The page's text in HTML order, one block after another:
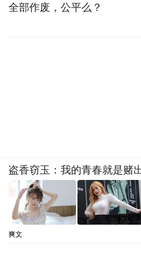
全部作废，公平么？
盗香窃玉：我的青春就是赌
爽文